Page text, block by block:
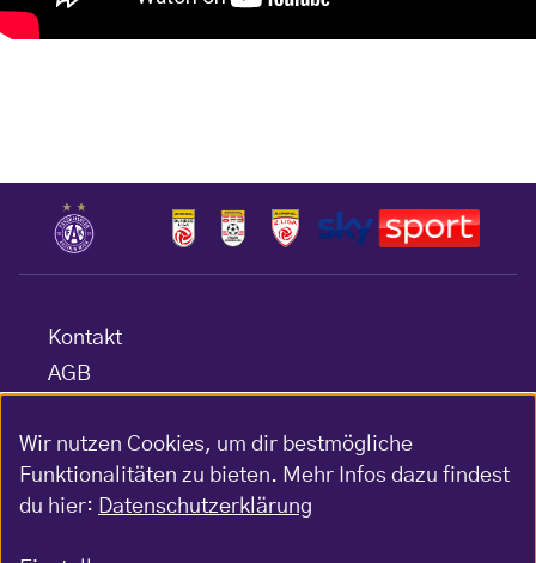
Kontakt
AGB
Barrierefreiheitserklärung
Impressum
Gewinnspiel-Bedingungen
Wir nutzen Cookies, um dir bestmögliche
Funktionalitäten zu bieten. Mehr Infos dazu findest
du hier: Datenschutzerklärung